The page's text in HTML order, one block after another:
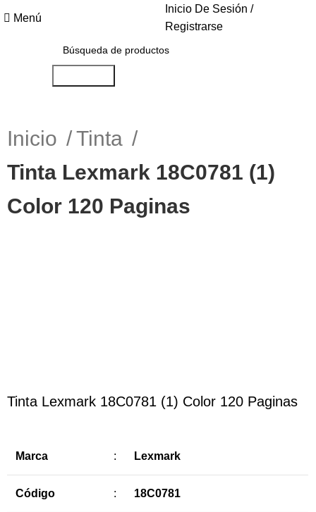
Menú
Inicio De Sesión /
Registrarse
Inicio
Tinta
Tinta Lexmark 18C0781 (1)
Color 120 Paginas
Tinta Lexmark 18C0781 (1) Color 120 Paginas
Marca : Lexmark
Código : 18C0781